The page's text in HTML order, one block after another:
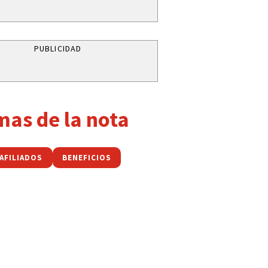
PUBLICIDAD
de la nota
AFILIADOS BENEFICIOS